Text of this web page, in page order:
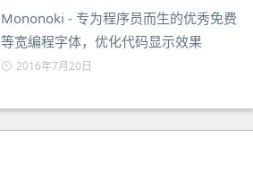
Mononoki - 专为程序员而生的优秀免费
等宽编程字体，优化代码显示效果
2016年7月20日